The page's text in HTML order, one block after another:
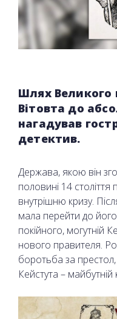
Шлях Великого
Вітовта до
нагадував
детектив.
Держава, якою він
половині 14
внутрішню кризу.
мала перейти до
покійного, могутній
нового правителя.
боротьба за престол,
Кейстута – майбутній